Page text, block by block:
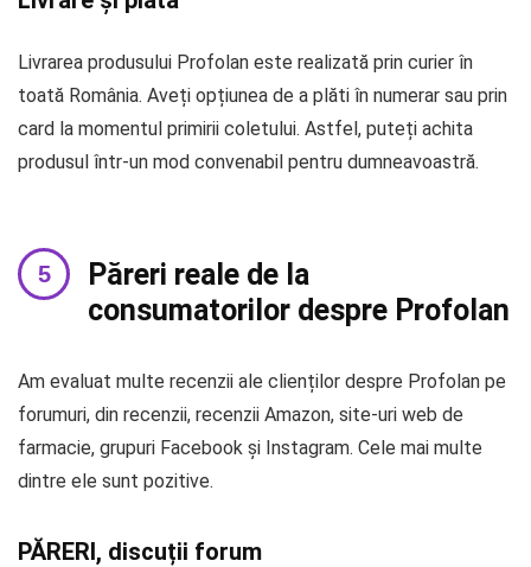
Livrarea produsului Profolan este realizată prin curier în
toată România. Aveți opțiunea de a plăti în numerar sau prin
card la momentul primirii coletului. Astfel, puteți achita
produsul într-un mod convenabil pentru dumneavoastră.
Păreri reale de la
consumatorilor despre Profolan
Am evaluat multe recenzii ale clienților despre Profolan pe
forumuri, din recenzii, recenzii Amazon, site-uri web de
farmacie, grupuri Facebook și Instagram. Cele mai multe
dintre ele sunt pozitive.
PĂRERI, discuții forum